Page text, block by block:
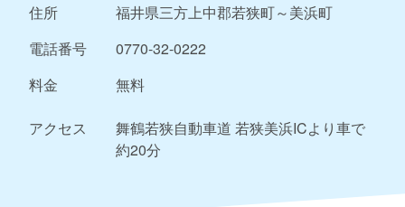
住所
福井県三方上中郡若狭町～美浜町
電話番号
0770-32-0222
料金
無料
アクセス
舞鶴若狭自動車道 若狭美浜ICより車で
約20分